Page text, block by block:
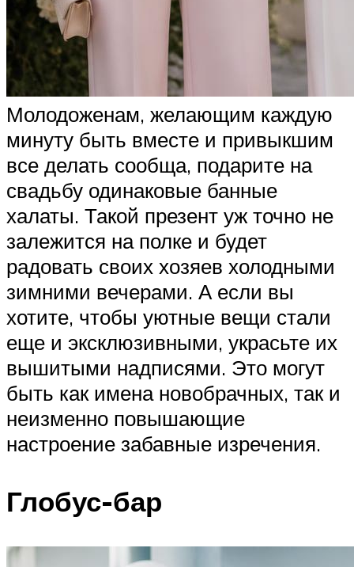
Молодоженам, желающим каждую
минуту быть вместе и привыкшим
все делать сообща, подарите на
свадьбу одинаковые банные
халаты. Такой презент уж точно не
залежится на полке и будет
радовать своих хозяев холодными
зимними вечерами. А если вы
хотите, чтобы уютные вещи стали
еще и эксклюзивными, украсьте их
вышитыми надписями. Это могут
быть как имена новобрачных, так и
неизменно повышающие
настроение забавные изречения.
Глобус-бар